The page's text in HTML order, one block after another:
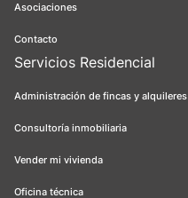
Asociaciones
Contacto
Servicios Residencial
Administración de fincas y alquileres
Consultoría inmobiliaria
Vender mi vivienda
Oficina técnica